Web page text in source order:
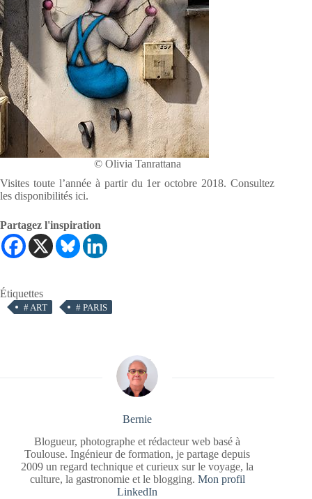
© Olivia Tanrattana
Visites toute l’année à partir du 1er octobre 2018. Consultez
les disponibilités ici.
Partagez l'inspiration
Étiquettes
# ART # PARIS
Bernie
Blogueur, photographe et rédacteur web basé à
Toulouse. Ingénieur de formation, je partage depuis
2009 un regard technique et curieux sur le voyage, la
culture, la gastronomie et le blogging. Mon profil
LinkedIn